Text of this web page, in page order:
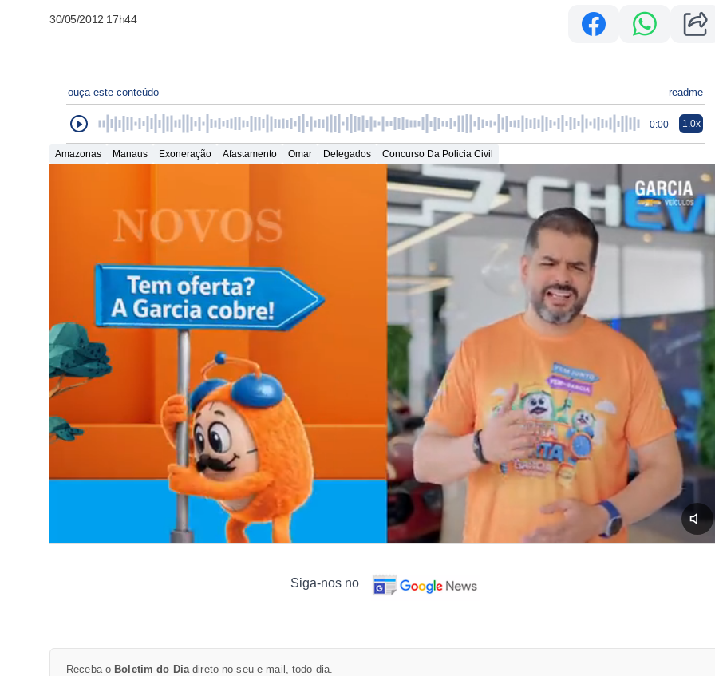
30/05/2012 17h44
ouça este conteúdo readme
0:00 1.0x
Amazonas Manaus Exoneração Afastamento Omar Delegados Concurso Da Policia Civil
Siga-nos no
Receba o Boletim do Diadireto no seu e-mail, todo dia.